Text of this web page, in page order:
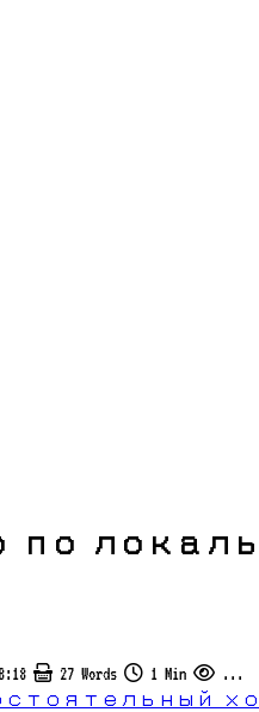
27 Words 1 Min
...